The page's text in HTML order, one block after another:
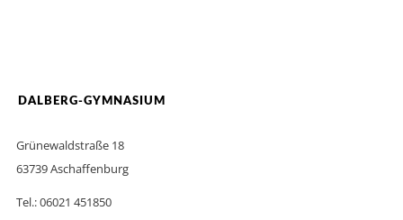
DALBERG-GYMNASIUM
Grünewaldstraße 18
63739 Aschaffenburg
Tel.: 06021 451850